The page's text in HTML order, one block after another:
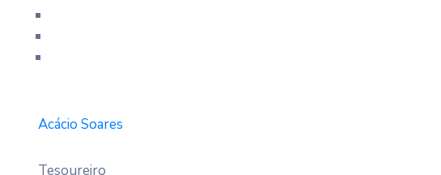
Acácio Soares
Tesoureiro